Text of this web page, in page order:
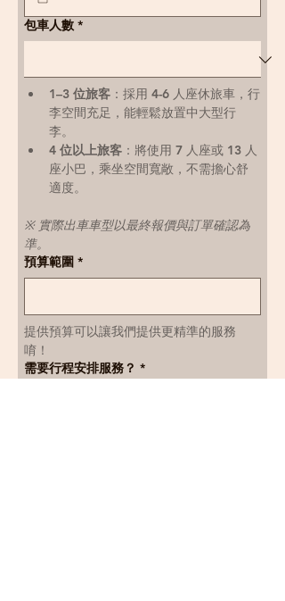
包車人數 *
1–3 位旅客 ：採用 4-6 人座休旅車，行
李空間充足，能輕鬆放置中大型行
李。
4 位以上旅客 ：將使用 7 人座或 13 人
座小巴，乘坐空間寬敞，不需擔心舒
適度。
※ 實際出車車型以最終報價與訂單確認為
準。
預算範圍 *
提供預算可以讓我們提供更精準的服務
唷！
需要行程安排服務？ *